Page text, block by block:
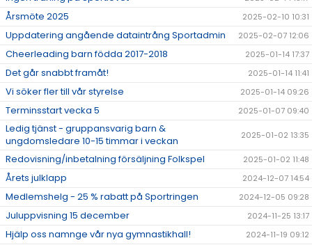
Årsmöte 2025 2025-02-10 10:31
Uppdatering angående dataintrång Sportadmin 2025-02-07 12:06
Cheerleading barn födda 2017-2018 2025-01-14 17:37
Det går snabbt framåt! 2025-01-14 11:41
Vi söker fler till vår styrelse 2025-01-14 09:26
Terminsstart vecka 5 2025-01-07 09:40
Ledig tjänst - gruppansvarig barn &
ungdomsledare 10-15 timmar i veckan
2025-01-02 13:35
Redovisning/inbetalning försäljning Folkspel 2025-01-02 11:48
Årets julklapp 2024-12-07 14:54
Medlemshelg - 25 % rabatt på Sportringen 2024-12-05 09:28
Juluppvisning 15 december 2024-11-25 13:17
Hjälp oss namnge vår nya gymnastikhall! 2024-11-19 09:12